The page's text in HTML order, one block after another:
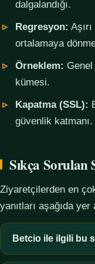
dalgalandığı.
Regresyon:
ortalamaya
Örneklem:
kümesi.
Kapatma (SSL):
güvenlik katmanı.
Sıkça Sorulan
Ziyaretçilerden en
yanıtları aşağıda yer
Betcio ile ilgili bu
Bu sayfada yalnızca